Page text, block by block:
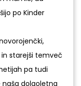
po Kinder
starejši temveč
pa tudi
naša dolgoletna